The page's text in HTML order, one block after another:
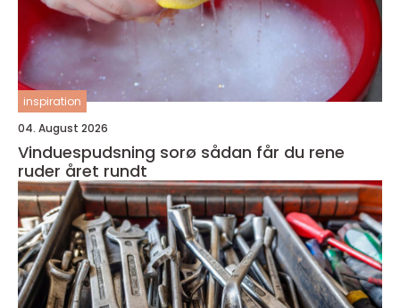
inspiration
04. August 2026
Vinduespudsning sorø sådan får du rene
ruder året rundt